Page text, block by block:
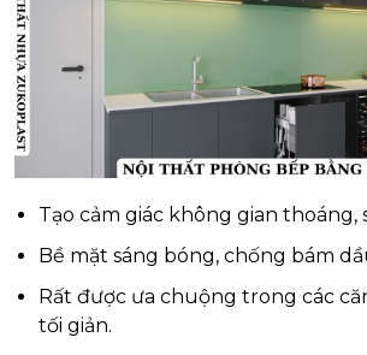
Tạo cảm giác không gian thoáng,
Bề mặt sáng bóng, chống bám
Rất được ưa chuộng trong các
tối giản.